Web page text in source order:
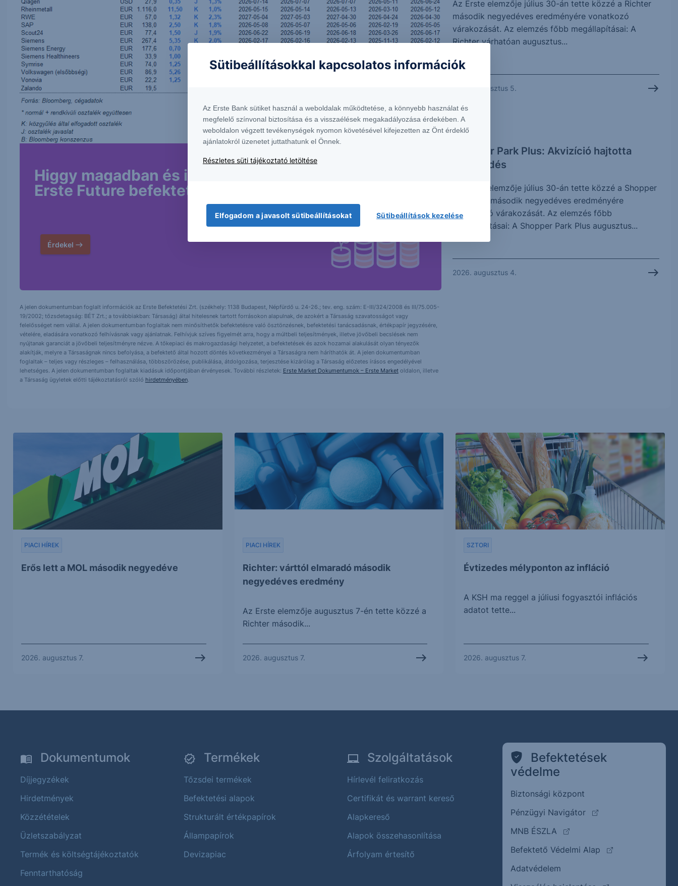
Higgy magadban és indíts
Erste Future befektetést!
Érdekel
A jelen dokumentumban foglalt információk az Erste Befektetési Zrt. (székhely: 1138 Budapest, Népfürdő u. 24-26.; tev. eng. szám: E-III/324/2008 és III/75.005-
19/2002; tőzsdetagság: BÉT Zrt.; a továbbiakban: Társaság) által hitelesnek tartott forrásokon alapulnak, de azokért a Társaság szavatosságot vagy
felelősséget nem vállal. A jelen dokumentumban foglaltak nem minősíthetők befektetésre való ösztönzésnek, befektetési tanácsadásnak, értékpapír jegyzésére,
vételére, eladására vonatkozó felhívásnak vagy ajánlatnak. Felhívjuk szíves figyelmét arra, hogy a múltbeli teljesítmények, illetve jövőbeli becslések nem
nyújtanak garanciát a jövőbeli teljesítményre nézve. A tőkepiaci és makrogazdasági helyzetet, a befektetések és azok hozamai alakulását olyan tényezők
alakítják, melyre a Társaságnak nincs befolyása, a befektető által hozott döntés következményei a Társaságra nem háríthatók át. A jelen dokumentumban
foglaltak – teljes vagy részleges – felhasználása, többszörözése, publikálása, átdolgozása, terjesztése kizárólag a Társaság előzetes írásos engedélyével
lehetséges. A jelen dokumentumban foglaltak kiadásuk időpontjában érvényesek. További részletek: Erste Market Dokumentumok – Erste Marketoldalon, illetve
a Társaság ügyletek előtti tájékoztatásról szóló hirdetményében.
Az Erste elemzője július 30-án tette közzé a Richter
második negyedéves eredményére vonatkozó
várakozását. Az elemzés főbb megállapításai: A
Richter várhatóan augusztus...
2026. augusztus 5.
Shopper Park Plus: Akvizíció hajtotta
növekedés
ELEMZÉS
Az Erste elemzője július 30-án tette közzé a Shopper
Park Plus második negyedéves eredményére
vonatkozó várakozását. Az elemzés főbb
megállapításai: A Shopper Park Plus augusztus...
2026. augusztus 4.
Erős lett a MOL második negyedéve
PIACI HÍREK
2026. augusztus 7.
Richter: várttól elmaradó második
negyedéves eredmény
PIACI HÍREK
Az Erste elemzője augusztus 7-én tette közzé a
Richter második...
2026. augusztus 7.
Évtizedes mélyponton az infláció
SZTORI
A KSH ma reggel a júliusi fogyasztói inflációs
adatot tette...
2026. augusztus 7.
Dokumentumok
Díjjegyzékek
Hirdetmények
Közzétételek
Üzletszabályzat
Termék és költségtájékoztatók
Fenntarthatóság
Termékek
Tőzsdei termékek
Befektetési alapok
Strukturált értékpapírok
Állampapírok
Devizapiac
Szolgáltatások
Hírlevél feliratkozás
Certifikát és warrant kereső
Alapkereső
Alapok összehasonlítása
Árfolyam értesítő
Befektetések
védelme
Biztonsági központ
Pénzügyi Navigátor
(külső oldalra ugrik)
MNB ÉSZLA
(külső oldalra ugrik)
Befektető Védelmi Alap
(külső oldalra
Adatvédelem
Sütibeállításokkal kapcsolatos információk
Az Erste Bank sütiket használ a weboldalak működtetése, a könnyebb használat és
megfelelő színvonal biztosítása és a visszaélések megakadályozása érdekében. A
weboldalon végzett tevékenységek nyomon követésével kifejezetten az Önt érdeklő
ajánlatokról üzenetet juttathatunk el Önnek.
Részletes süti tájékoztató letöltése
Elfogadom a javasolt sütibeállításokat Sütibeállítások kezelése